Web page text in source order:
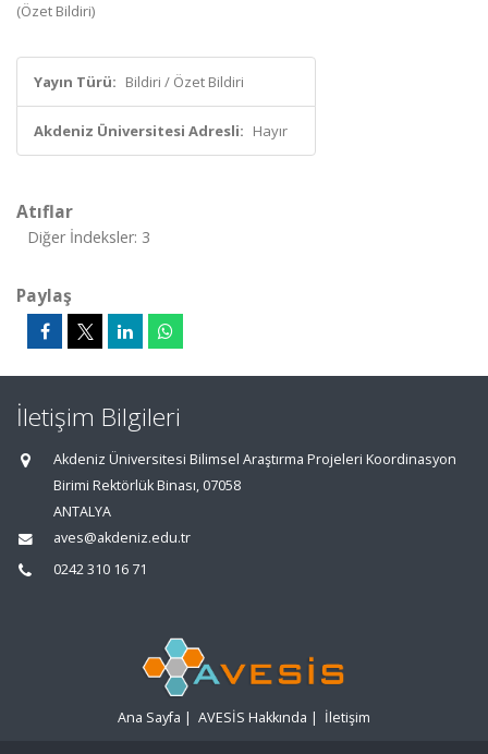
(Özet Bildiri)
Yayın Türü: Bildiri / Özet Bildiri
Akdeniz Üniversitesi Adresli: Hayır
Atıflar
Diğer İndeksler: 3
Paylaş
İletişim Bilgileri
Akdeniz Üniversitesi Bilimsel Araştırma Projeleri Koordinasyon
Birimi Rektörlük Binası, 07058
ANTALYA
aves@akdeniz.edu.tr
0242 310 16 71
Ana Sayfa | AVESİS Hakkında | İletişim